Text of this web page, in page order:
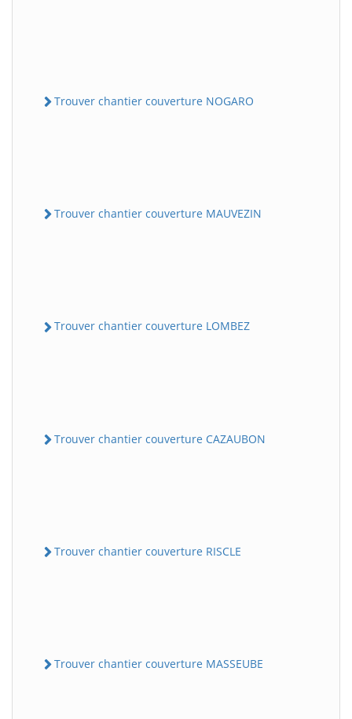
Trouver chantier couverture NOGARO
Trouver chantier couverture MAUVEZIN
Trouver chantier couverture LOMBEZ
Trouver chantier couverture CAZAUBON
Trouver chantier couverture RISCLE
Trouver chantier couverture MASSEUBE